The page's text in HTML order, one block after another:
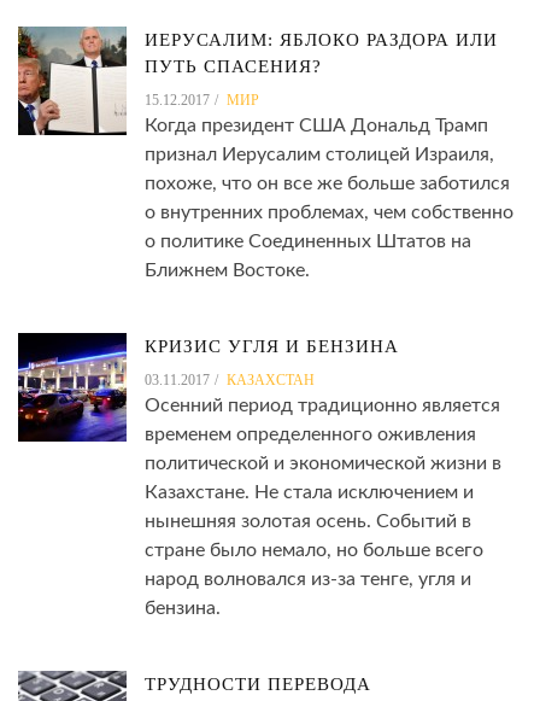
ИЕРУСАЛИМ: ЯБЛОКО РАЗДОРА ИЛИ
ПУТЬ СПАСЕНИЯ?
15.12.2017 МИР
Когда президент США Дональд Трамп
признал Иерусалим столицей Израиля,
похоже, что он все же больше заботился
о внутренних проблемах, чем собственно
о политике Соединенных Штатов на
Ближнем Востоке.
КРИЗИС УГЛЯ И БЕНЗИНА
03.11.2017 КАЗАХСТАН
Осенний период традиционно является
временем определенного оживления
политической и экономической жизни в
Казахстане. Не стала исключением и
нынешняя золотая осень. Событий в
стране было немало, но больше всего
народ волновался из-за тенге, угля и
бензина.
ТРУДНОСТИ ПЕРЕВОДА